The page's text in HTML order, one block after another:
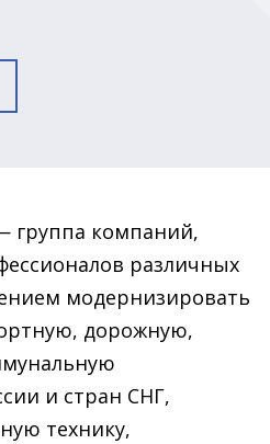
группа компаний,
различных
модернизировать
дорожную,
и стран СНГ,
технику,